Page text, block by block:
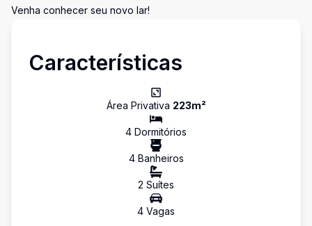
Venha conhecer seu novo lar!
Características
Área Privativa 223m²
4 Dormitórios
4Banheiros
2 Suítes
4 Vagas